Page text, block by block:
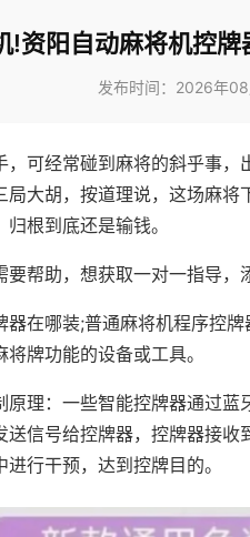
!资阳自动麻将机控
发布时间：2026年
，可经常碰到麻将的斜乎事
大胡，按道理说，这场麻将
根到底还是输钱。
要帮助，想获取一对一指导，
器在哪装;普通麻将机程序控
牌功能的设备或工具。
原理：一些智能控牌器通过
送信号给控牌器，控牌器接
行干预，达到控牌目的。